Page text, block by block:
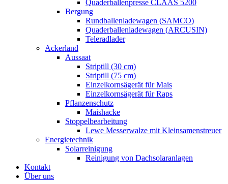
Quaderballenpresse CLAAS 5200
Bergung
Rundballenladewagen (SAMCO)
Quaderballenladewagen (ARCUSIN)
Teleradlader
Ackerland
Aussaat
Striptill (30 cm)
Striptill (75 cm)
Einzelkornsägerät für Mais
Einzelkornsägerät für Raps
Pflanzenschutz
Maishacke
Stoppelbearbeitung
Lewe Messerwalze mit Kleinsamenstreuer
Energietechnik
Solarreinigung
Reinigung von Dachsolaranlagen
Kontakt
Über uns